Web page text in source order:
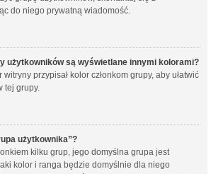
do niego prywatną wiadomość.
użytkowników są wyświetlane innymi kolorami?
przypisał kolor członkom grupy, aby ułatwić
tej grupy.
użytkownika”?
kilku grup, jego domyślna grupa jest
kolor i ranga będzie domyślnie dla niego